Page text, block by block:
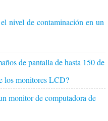
nivel de contaminación en
de pantalla de hasta 150 de
los monitores LCD?
monitor de computadora de